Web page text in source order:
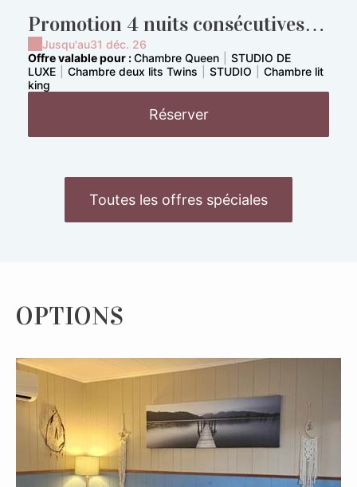
Promotion 4 nuits consécutives et
plus
Jusqu'au31 déc. 26
Offre valable pour :Chambre Queen
STUDIO DE
LUXE
Chambre deux lits Twins STUDIO
Chambre lit
king
Réserver
Toutes les offres spéciales
OPTIONS